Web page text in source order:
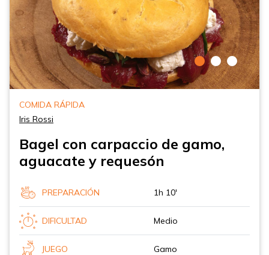
COMIDA RÁPIDA
Iris Rossi
Bagel con carpaccio de gamo,
aguacate y requesón
PREPARACIÓN 1h 10'
DIFICULTAD Medio
JUEGO Gamo